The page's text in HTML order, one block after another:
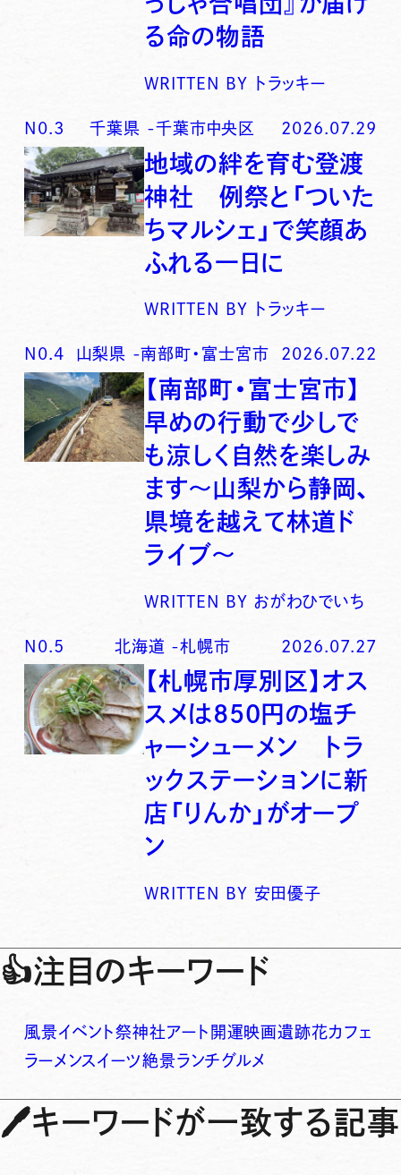
る命の物語
WRITTEN BY トラッキー
N0. 3 千葉県 -千葉市中央区 2026.07.29
地域の絆を育む登渡
神社 例祭と「ついた
ちマルシェ」で笑顔あ
ふれる一日に
WRITTEN BY トラッキー
N0. 4 山梨県 -南部町・富士宮市 2026.07.22
【南部町・富士宮市】
早めの行動で少しで
も涼しく自然を楽しみ
ます〜山梨から静岡、
県境を越えて林道ド
ライブ〜
WRITTEN BY おがわひでいち
N0. 5 北海道 -札幌市 2026.07.27
【札幌市厚別区】オス
スメは850円の塩チ
ャーシューメン トラ
ックステーションに新
店「りんか」がオープ
ン
WRITTEN BY 安田優子
👍注目のキーワード
風景イベント祭神社アート 開運映画遺跡花カフェ
ラーメンスイーツ絶景ランチグルメ
🖊キーワードが一致する記事